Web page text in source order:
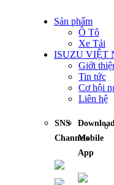
Sản phẩm
Ô Tô
Xe Tải
ISUZU VIỆT
Giới
Tin tức
Cơ hội
Liên hệ
SNS
ChannelsMobile
App